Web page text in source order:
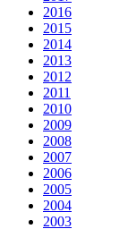
2016
2015
2014
2013
2012
2011
2010
2009
2008
2007
2006
2005
2004
2003